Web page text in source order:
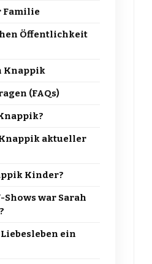
Familie
Öffentlichkeit
Knappik
(FAQs)
aktueller
Kinder?
war Sarah
ein